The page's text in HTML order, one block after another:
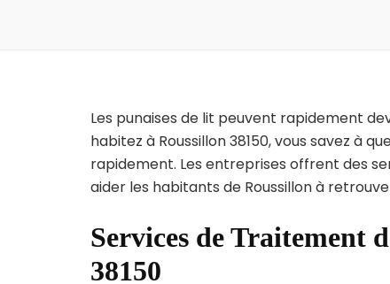
Les punaises de lit peuvent rapidement
habitez à Roussillon 38150, vous savez à
rapidement. Les entreprises offrent des
aider les habitants de Roussillon à
Services de Traitement
38150